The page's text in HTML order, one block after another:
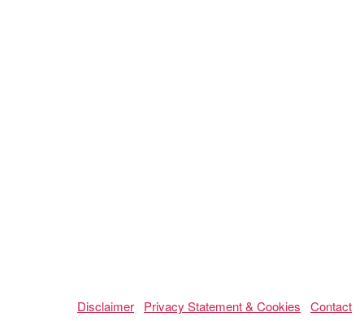
Disclaimer Privacy Statement & Cookies Contact